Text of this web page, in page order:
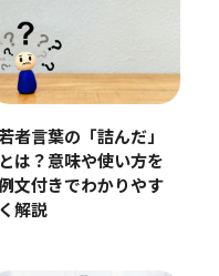
者言葉の「詰んだ」
とは？意味や使い方を
文付きでわかりやす
く解説